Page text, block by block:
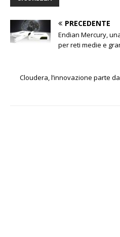
PRECEDENTE
Endian Mercury,
per reti medie e
Cloudera, l’innovazione parte